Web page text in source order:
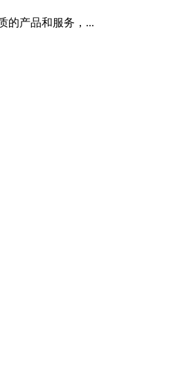
的产品和服务，...